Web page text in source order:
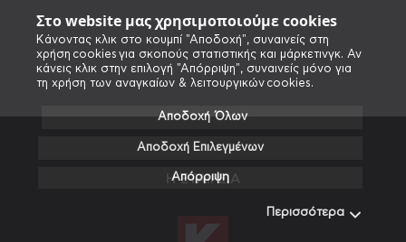
Στο website μας χρησιμοποιούμε cookies
Κάνοντας κλικ στο κουμπί "Αποδοχή", συναινείς στη
χρήση cookies για σκοπούς στατιστικής και μάρκετινγκ. Αν
κάνεις κλικ στην επιλογή "Απόρριψη", συναινείς μόνο για
τη χρήση των αναγκαίων & λειτουργικών cookies.
Αποδοχή Όλων
Αποδοχή Επιλεγμένων
Απόρριψη
Περισσότερα
Η ΕΤΑΙΡΕΙΑ